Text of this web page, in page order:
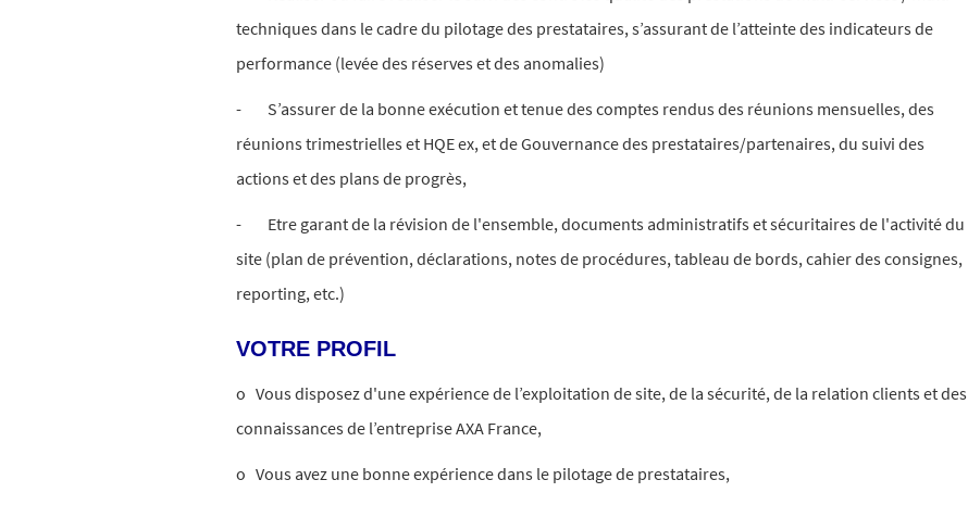
techniques dans le cadre du pilotage des prestataires, s’assurant de l’atteinte des indicateurs de
performance (levée des réserves et des anomalies)
- S’assurer de la bonne exécution et tenue des comptes rendus des réunions mensuelles, des
réunions trimestrielles et HQE ex, et de Gouvernance des prestataires/partenaires, du suivi des
actions et des plans de progrès,
- Etre garant de la révision de l'ensemble, documents administratifs et sécuritaires de l'activité du
site (plan de prévention, déclarations, notes de procédures, tableau de bords, cahier des consignes,
reporting, etc.)
VOTRE PROFIL
o Vous disposez d'une expérience de l’exploitation de site, de la sécurité, de la relation clients et des
connaissances de l’entreprise AXA France,
o Vous avez une bonne expérience dans le pilotage de prestataires,